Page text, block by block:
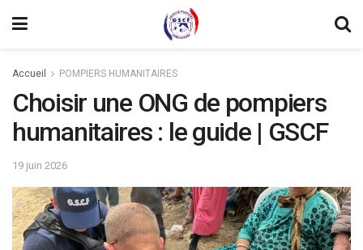
Accueil POMPIERS HUMANITAIRES
Choisir une ONG de pompiers
humanitaires : le guide | GSCF
19 juin 2026